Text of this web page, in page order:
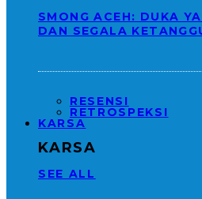
SMONG ACEH: DUKA
DAN SEGALA
RESENSI
RETROSPEKSI
KARSA
KARSA
SEE ALL